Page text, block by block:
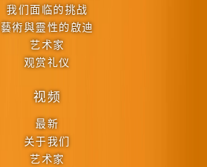
我们面临的挑战
藝術與靈性的啟迪
艺术家
观赏礼仪
视频
最新
关于我们
艺术家